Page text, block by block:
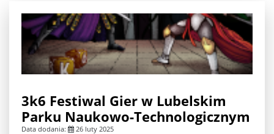
3k6 Festiwal Gier w Lubelskim
Parku Naukowo-Technologicznym
Data dodania: 26 luty 2025